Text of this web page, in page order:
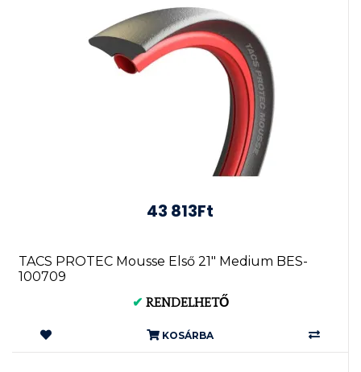
43 813Ft
TACS PROTEC Mousse Első 21" Medium BES-
100709
✔ RENDELHETŐ
KOSÁRBA